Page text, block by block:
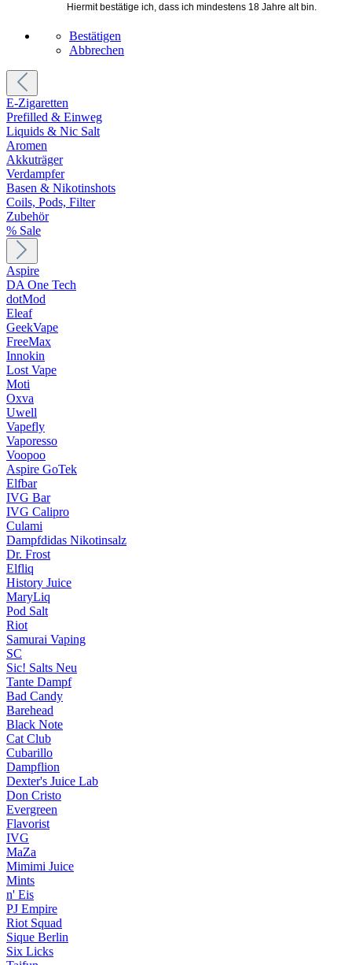
Hiermit bestätige ich, dass ich mindestens 18 Jahre alt bin.
Bestätigen
Abbrechen
E-Zigaretten
Prefilled & Einweg
Liquids & Nic Salt
Aromen
Akkuträger
Verdampfer
Basen & Nikotinshots
Coils, Pods, Filter
Zubehör
% Sale
Aspire
DA One Tech
dotMod
Eleaf
GeekVape
FreeMax
Innokin
Lost Vape
Moti
Oxva
Uwell
Vapefly
Vaporesso
Voopoo
Aspire GoTek
Elfbar
IVG Bar
IVG Calipro
Culami
Dampfdidas Nikotinsalz
Dr. Frost
Elfliq
History Juice
MaryLiq
Pod Salt
Riot
Samurai Vaping
SC
Sic! Salts Neu
Tante Dampf
Bad Candy
Barehead
Black Note
Cat Club
Cubarillo
Dampflion
Dexter's Juice Lab
Don Cristo
Evergreen
Flavorist
IVG
MaZa
Mimimi Juice
Mints
n' Eis
PJ Empire
Riot Squad
Sique Berlin
Six Licks